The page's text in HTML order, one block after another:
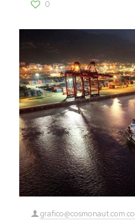
0
grafico@cosmonaut.com.co